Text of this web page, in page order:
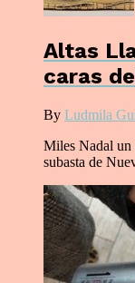
Altas
caras
By Ludmila
Miles Nadal un
subasta de